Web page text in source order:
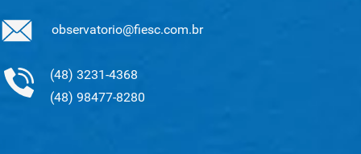
observatorio@fiesc.com.br
(48) 3231-4368
(48) 98477-8280